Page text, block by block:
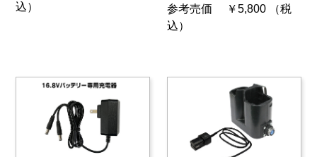
込）
参考売価 ￥5,800 （税
込）